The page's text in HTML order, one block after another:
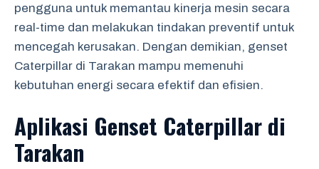
pengguna untuk memantau kinerja mesin secara
real-time dan melakukan tindakan preventif untuk
mencegah kerusakan. Dengan demikian, genset
Caterpillar di Tarakan mampu memenuhi
kebutuhan energi secara efektif dan efisien.
Aplikasi Genset Caterpillar di
Tarakan